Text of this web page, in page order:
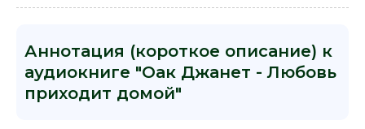
Аннотация (короткое описание) к
аудиокниге "Оак Джанет - Любовь
приходит домой"